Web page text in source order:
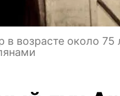
возрасте около 75